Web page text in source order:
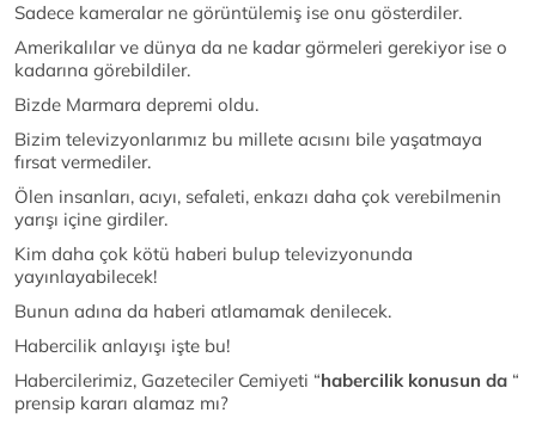
Sadece kameralar ne görüntülemiş ise onu gösterdiler.
Amerikalılar ve dünya da ne kadar görmeleri gerekiyor ise o
kadarına görebildiler.
Bizde Marmara depremi oldu.
Bizim televizyonlarımız bu millete acısını bile yaşatmaya
fırsat vermediler.
Ölen insanları, acıyı, sefaleti, enkazı daha çok verebilmenin
yarışı içine girdiler.
Kim daha çok kötü haberi bulup televizyonunda
yayınlayabilecek!
Bunun adına da haberi atlamamak denilecek.
Habercilik anlayışı işte bu!
Habercilerimiz, Gazeteciler Cemiyeti “habercilik konusun da “
prensip kararı alamaz mı?